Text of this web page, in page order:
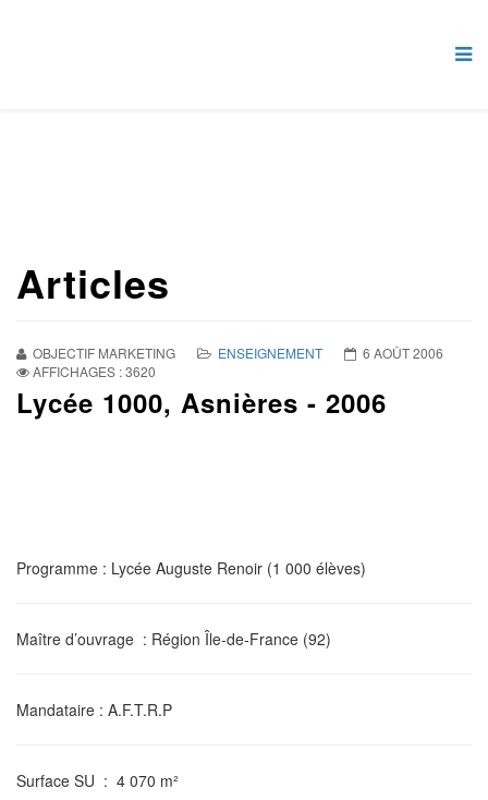
Articles
OBJECTIF MARKETING ENSEIGNEMENT
6 AOÛT 2006
AFFICHAGES : 3620
Lycée 1000, Asnières - 2006
Programme : Lycée Auguste Renoir (1 000 élèves)
Maître d’ouvrage : Région Île-de-France (92)
Mandataire : A.F.T.R.P
Surface SU : 4 070 m²